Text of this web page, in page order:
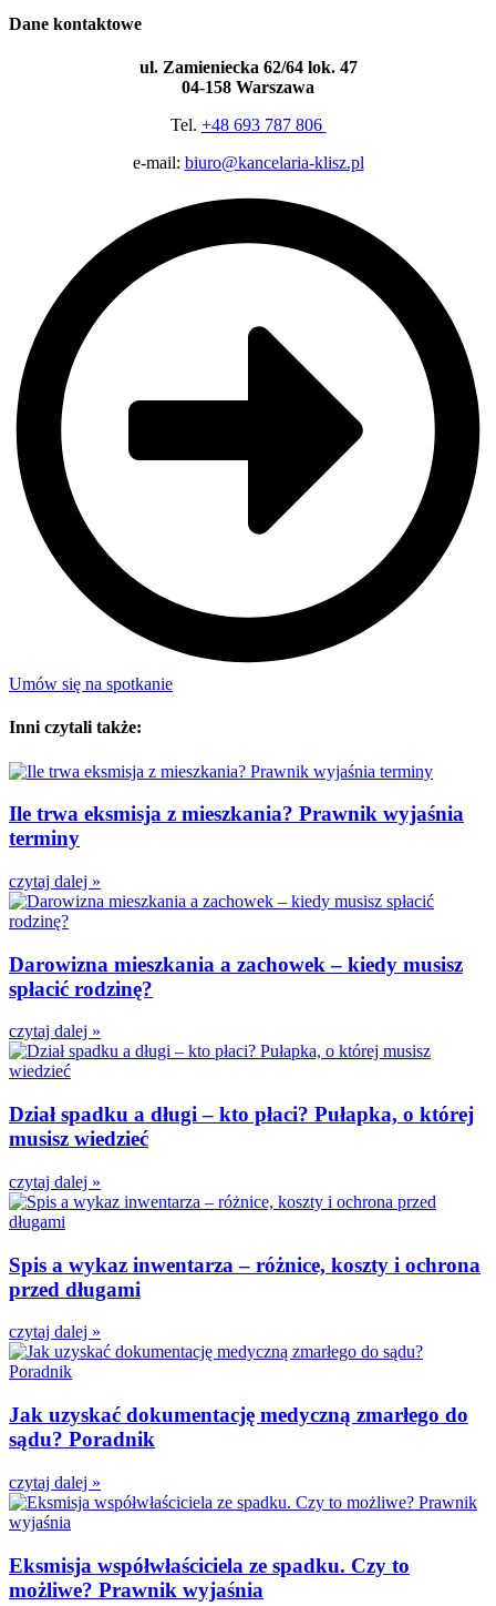
Dane kontaktowe
ul. Zamieniecka 62/64 lok. 47
04-158 Warszawa
Tel. +48 693 787 806
e-mail: biuro@kancelaria-klisz.pl
Umów się na spotkanie
Inni czytali także:
Ile trwa eksmisja z mieszkania? Prawnik wyjaśnia
terminy
czytaj dalej »
Darowizna mieszkania a zachowek – kiedy musisz
spłacić rodzinę?
czytaj dalej »
Dział spadku a długi – kto płaci? Pułapka, o której
musisz wiedzieć
czytaj dalej »
Spis a wykaz inwentarza – różnice, koszty i ochrona
przed długami
czytaj dalej »
Jak uzyskać dokumentację medyczną zmarłego do
sądu? Poradnik
czytaj dalej »
Eksmisja współwłaściciela ze spadku. Czy to
możliwe? Prawnik wyjaśnia